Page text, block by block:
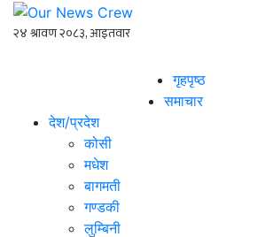
गृहपृष्ठ
समाचार
देश/प्रदेश
कोसी
मधेश
बागमती
गण्डकी
लुम्बिनी